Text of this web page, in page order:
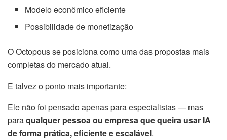
Modelo econômico eficiente
Possibilidade de monetização
O Octopous se posiciona como uma das propostas mais
completas do mercado atual.
E talvez o ponto mais importante:
Ele não foi pensado apenas para especialistas — mas
paraqualquer pessoa ou empresa que queira usar IA
de forma prática, eficiente e escalável.